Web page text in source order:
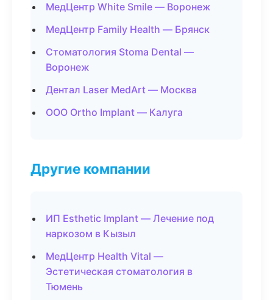
МедЦентр White Smile — Воронеж
МедЦентр Family Health — Брянск
Стоматология Stoma Dental —
Воронеж
Дентал Laser MedArt — Москва
ООО Ortho Implant — Калуга
Другие компании
ИП Esthetic Implant — Лечение под
наркозом в Кызыл
МедЦентр Health Vital —
Эстетическая стоматология в
Тюмень